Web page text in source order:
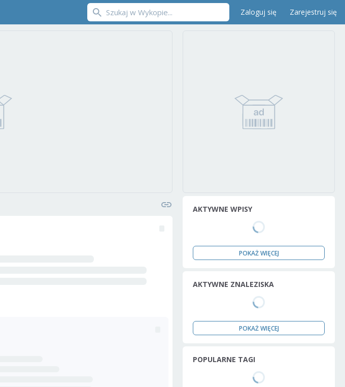
Zaloguj się Zarejestruj się
AKTYWNE WPISY
POKAŻ WIĘCEJ
AKTYWNE ZNALEZISKA
POKAŻ WIĘCEJ
POPULARNE TAGI